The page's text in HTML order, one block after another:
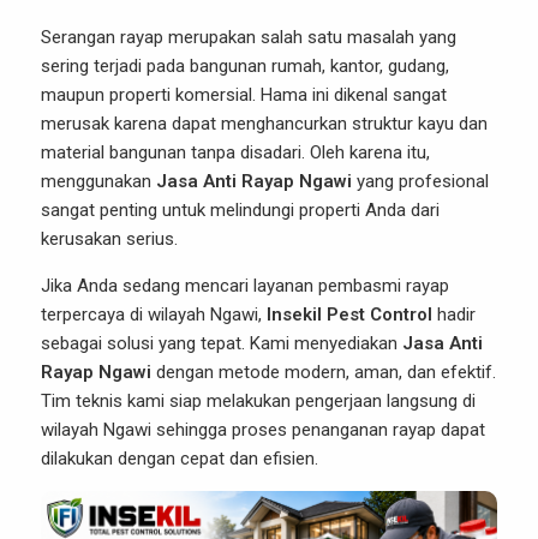
Serangan rayap merupakan salah satu masalah yang
sering terjadi pada bangunan rumah, kantor, gudang,
maupun properti komersial. Hama ini dikenal sangat
merusak karena dapat menghancurkan struktur kayu dan
material bangunan tanpa disadari. Oleh karena itu,
menggunakan Jasa Anti Rayap Ngawi yang profesional
sangat penting untuk melindungi properti Anda dari
kerusakan serius.
Jika Anda sedang mencari layanan pembasmi rayap
terpercaya di wilayah Ngawi, Insekil Pest Control hadir
sebagai solusi yang tepat. Kami menyediakan Jasa Anti
Rayap Ngawi dengan metode modern, aman, dan efektif.
Tim teknis kami siap melakukan pengerjaan langsung di
wilayah Ngawi sehingga proses penanganan rayap dapat
dilakukan dengan cepat dan efisien.